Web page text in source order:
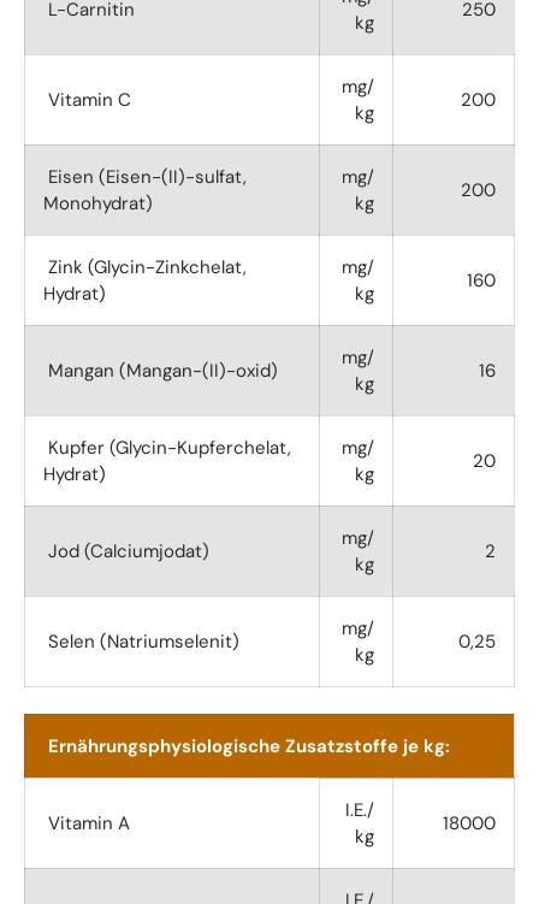
L-Carnitin
kg
250
Vitamin C
mg/
kg
200
Eisen (Eisen-(II)-sulfat,
Monohydrat)
mg/
kg
200
Zink (Glycin-Zinkchelat,
Hydrat)
mg/
kg
160
Mangan (Mangan-(II)-oxid)
mg/
kg
16
Kupfer (Glycin-Kupferchelat,
Hydrat)
mg/
kg
20
Jod (Calciumjodat)
mg/
kg
2
Selen (Natriumselenit)
mg/
kg
0,25
Ernährungsphysiologische Zusatzstoffe je kg:
Vitamin A
I.E./
kg
18000